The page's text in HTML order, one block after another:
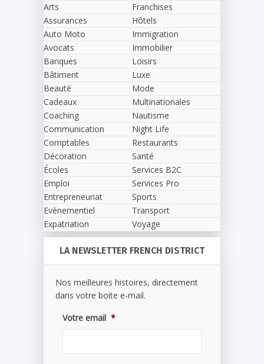
Arts
Assurances
Auto Moto
Avocats
Banques
Bâtiment
Beauté
Cadeaux
Coaching
Communication
Comptables
Décoration
Écoles
Emploi
Entrepreneuriat
Evènementiel
Expatriation
Franchises
Hôtels
Immigration
Immobilier
Loisirs
Luxe
Mode
Multinationales
Nautisme
Night Life
Restaurants
Santé
Services B2C
Services Pro
Sports
Transport
Voyage
LA NEWSLETTER FRENCH DISTRICT
Nos meilleures histoires, directement
dans votre boite e-mail.
Votre email *